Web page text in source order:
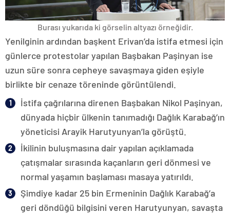
Burası yukarıda ki görselin altyazı örneğidir.
Yenilginin ardından başkent Erivan’da istifa etmesi için
günlerce protestolar yapılan Başbakan Paşinyan ise
uzun süre sonra cepheye savaşmaya giden eşiyle
birlikte bir cenaze töreninde görüntülendi.
İstifa çağrılarına direnen Başbakan Nikol Paşinyan,
dünyada hiçbir ülkenin tanımadığı Dağlık Karabağ’ın
yöneticisi Arayik Harutyunyan’la görüştü.
İkilinin buluşmasına dair yapılan açıklamada
çatışmalar sırasında kaçanların geri dönmesi ve
normal yaşamın başlaması masaya yatırıldı.
Şimdiye kadar 25 bin Ermeninin Dağlık Karabağ’a
geri döndüğü bilgisini veren Harutyunyan, savaşta